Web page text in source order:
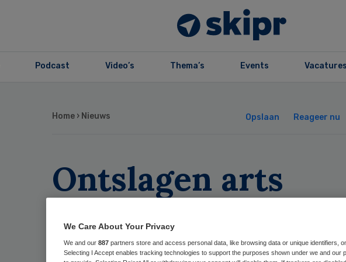
Podcast Video’s Thema’s Events Vacatures
Home › Nieuws Opslaan Reageer nu
Ontslagen arts
betrokken bij
darmoperaties
We Care About Your Privacy
We and our 887 partners store and access personal data, like browsing data or unique identifiers,
Selecting I Accept enables tracking technologies to support the purposes shown under we and our